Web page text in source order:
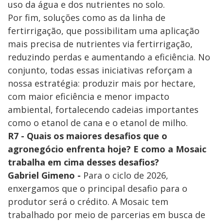
uso da água e dos nutrientes no solo.
Por fim, soluções como as da linha de
fertirrigação, que possibilitam uma aplicação
mais precisa de nutrientes via fertirrigação,
reduzindo perdas e aumentando a eficiência. No
conjunto, todas essas iniciativas reforçam a
nossa estratégia: produzir mais por hectare,
com maior eficiência e menor impacto
ambiental, fortalecendo cadeias importantes
como o etanol de cana e o etanol de milho.
R7 - Quais os maiores desafios que o
agronegócio enfrenta hoje? E como a Mosaic
trabalha em cima desses desafios?
Gabriel Gimeno - Para o ciclo de 2026,
enxergamos que o principal desafio para o
produtor será o crédito. A Mosaic tem
trabalhado por meio de parcerias em busca de